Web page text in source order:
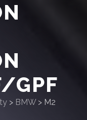
GPF
> BMW > M2